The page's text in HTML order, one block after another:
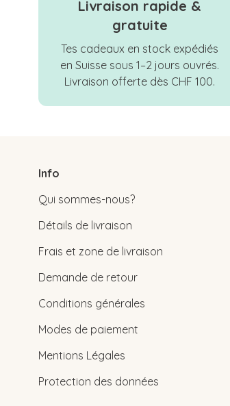
Livraison rapide &
gratuite
Tes cadeaux en stock expédiés
en Suisse sous 1–2 jours ouvrés.
Livraison offerte dès CHF 100.
Info
Qui sommes-nous?
Détails de livraison
Frais et zone de livraison
Demande de retour
Conditions générales
Modes de paiement
Mentions Légales
Protection des données